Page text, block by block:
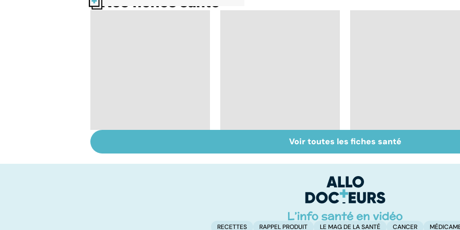
intoxication au
Faire du sport à
domicile, c'est facile !
Don de gamètes : le
pour et le contre
Voir toutes les fiches santé
RECETTES RAPPEL PRODUIT LE MAG DE LA SANTÉ CANCER